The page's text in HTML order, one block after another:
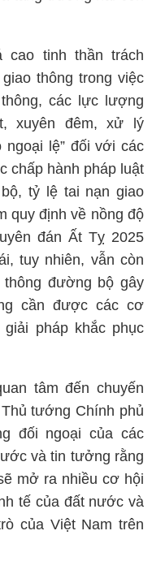
cao tinh thần trách
thông trong việc
các lực lượng
xuyên đêm, xử lý
ngoại lệ” đối với các
chấp hành pháp luật
tỷ lệ tai nạn giao
quy định về nồng độ
đán Ất Tỵ 2025
tuy nhiên, vẫn còn
đường bộ gây
cần được các cơ
pháp khắc phục
tâm đến chuyến
tướng Chính phủ
đối ngoại của các
và tin tưởng rằng
mở ra nhiều cơ hội
tế của đất nước và
của Việt Nam trên